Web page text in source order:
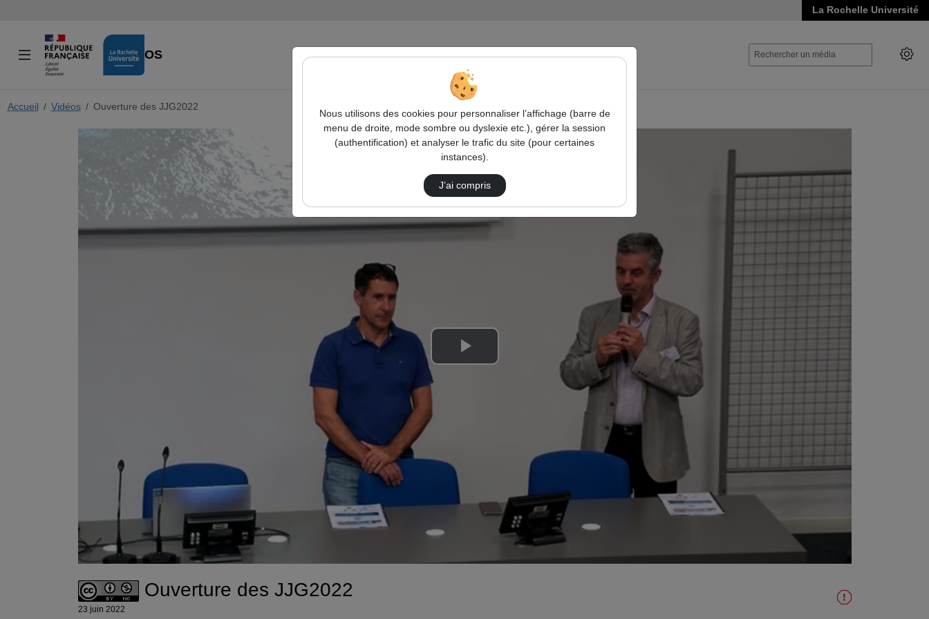
La Rochelle Université
VIDÉOS
Accueil Vidéos Ouverture des JJG2022
Lire
Ouverture des JJG2022
23 juin 2022
Nous utilisons des cookies pour personnaliser l’affichage (barre de
menu de droite, mode sombre ou dyslexie etc.), gérer la session
(authentification) et analyser le trafic du site (pour certaines
instances).
J’ai compris